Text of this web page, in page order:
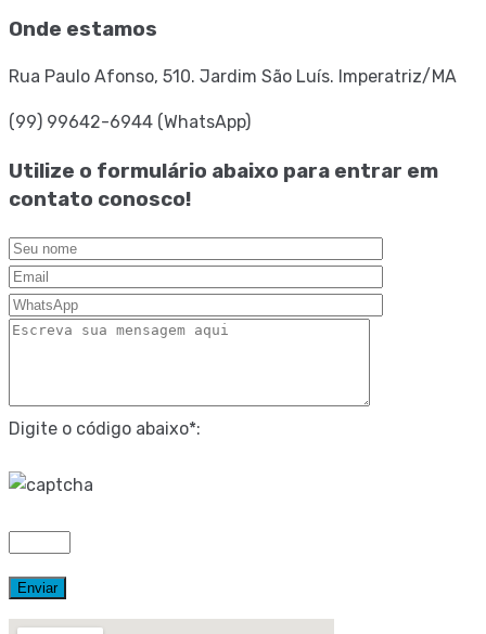
Onde estamos
Rua Paulo Afonso, 510. Jardim São Luís. Imperatriz/MA
(99) 99642-6944 (WhatsApp)
Utilize o formulário abaixo para entrar em
contato conosco!
Digite o código abaixo*: